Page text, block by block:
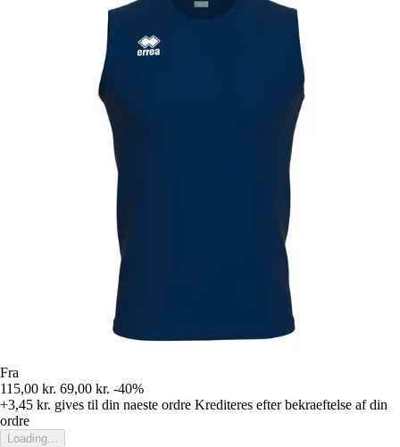
Fra
115,00 kr. 69,00 kr. -40%
+3,45 kr. gives til din naeste ordre Krediteres efter bekraeftelse af din
ordre
Loading...